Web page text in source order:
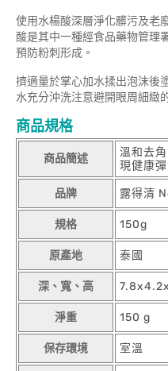
使用水楊酸深層淨化髒污及老
酸是其中一種經食品藥物管理
預防粉刺形成。
擠適量於掌心加水揉出泡沫後
水充分沖洗注意避開眼周細緻
商品規格
商品簡述
溫和去
現健康
品牌 露得清
規格 150g
原產地 泰國
深、寬、高
淨重 150 g
保存環境 室溫